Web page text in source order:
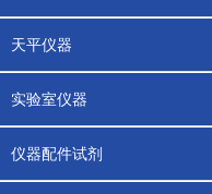
天平仪器
实验室仪器
仪器配件试剂